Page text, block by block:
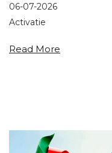
06-07-2026
Activatie
Warmteactieplan
Read More